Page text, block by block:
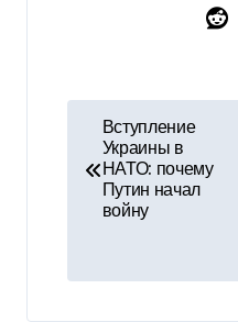
Вступление
Украины в
НАТО: почему
Путин начал
войну